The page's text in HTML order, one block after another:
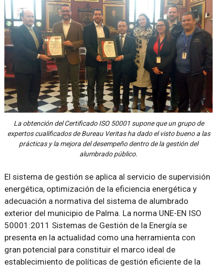
La obtención del Certificado ISO 50001 supone que un grupo de
expertos cualificados de Bureau Veritas ha dado el visto bueno a las
prácticas y la mejora del desempeño dentro de la gestión del
alumbrado público.
El sistema de gestión se aplica al servicio de supervisión
energética, optimización de la eficiencia energética y
adecuación a normativa del sistema de alumbrado
exterior del municipio de Palma. La norma UNE-EN ISO
50001:2011 Sistemas de Gestión de la Energía se
presenta en la actualidad como una herramienta con
gran potencial para constituir el marco ideal de
establecimiento de políticas de gestión eficiente de la